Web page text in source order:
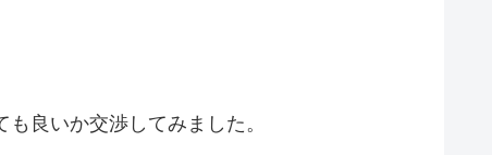
良いか交渉してみました。